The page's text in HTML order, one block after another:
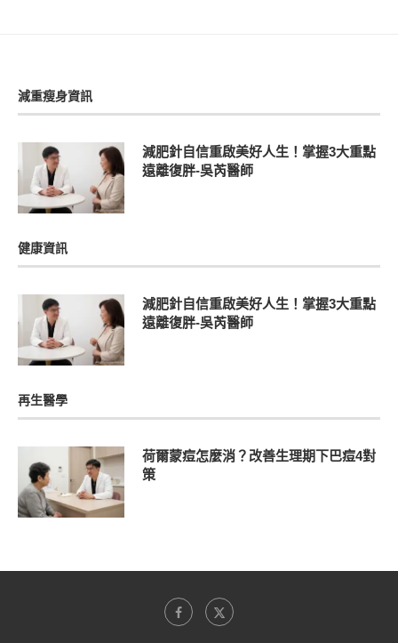
減重瘦身資訊
減肥針自信重啟美好人生！掌握3大重點
遠離復胖-吳芮醫師
健康資訊
減肥針自信重啟美好人生！掌握3大重點
遠離復胖-吳芮醫師
再生醫學
荷爾蒙痘怎麼消？改善生理期下巴痘4對
策